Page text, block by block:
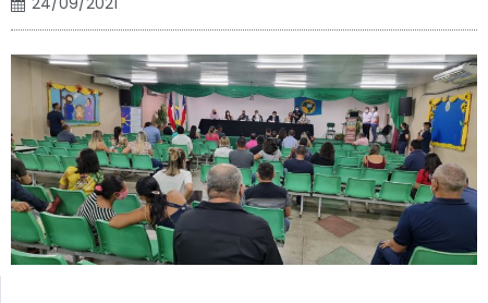
24/09/2021